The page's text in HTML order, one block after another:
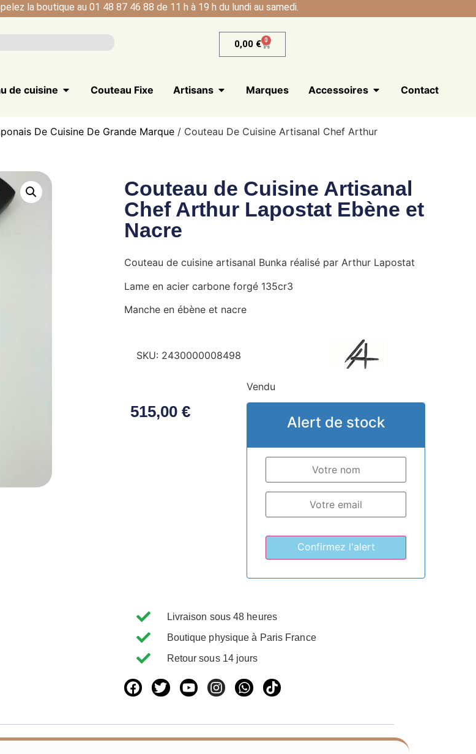
la boutique au 01 48 87 46 88 de 11 h à 19 h du lundi au samedi.
0,00 € 0
de cuisine Couteau Fixe Artisans Marques Accessoires Contact
De Cuisine De Grande Marque / Couteau De Cuisine Artisanal Chef Arthur
Couteau de Cuisine Artisanal
Chef Arthur Lapostat Ebène et
Nacre
Couteau de cuisine artisanal Bunka réalisé par Arthur Lapostat
Lame en acier carbone forgé 135cr3
Manche en ébène et nacre
SKU: 2430000008498
515,00 €
Vendu
Alert de stock
Livraison sous 48 heures
Boutique physique à Paris France
Retour sous 14 jours